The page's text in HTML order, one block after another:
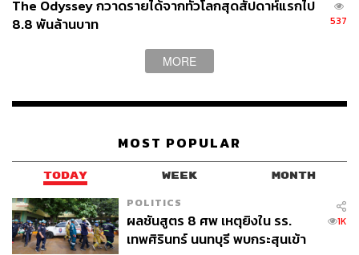
ง่ายๆ เพียงเท่านั้น ได้แก่
ทำให้เร็วที่สุดเท่าที่จะเป็นไปได้
ตัดสินว่าสามารถทำงานอื่นได้ และ
ด่วน แต่ไม่สำคัญสามารถมอบหมายให้ผู้อื่นทำได้
กล่าวอย่างง่ายว่า งานด่วนคือสิ่งที่เราจะมีรีแอ็กชันกับมัน
ทันที ในขณะที่งานสำคัญจะเป็นงานที่จะส่งผลต่อมิชชันในระ
ยาวกับเป้าหมายที่ตั้งเป้าไว้
The Odyssey กวาดรายได้จากทั่วโลกสุดสัปดาห์แรกไป
8.8 พันล้านบาท
537
MORE
MOST POPULAR
TODAY WEEK MONTH
POLITICS
ผลชันสูตร 8 ศพ เหตุยิงใน รร.
เทพศิรินทร์ นนทบุรี พบกระสุนเข้า
1K